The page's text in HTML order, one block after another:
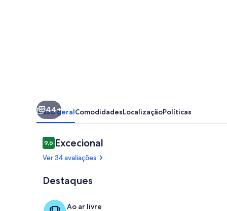
de
ténis
e
sala
de
44+
Visão geralComodidadesLocalizaçãoPolíticas
Avaliações
9,69,6 em 10
Excecional
Ver 34 avaliações
Destaques
Ao ar livre